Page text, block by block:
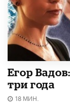
Егор
три года
18 МИН.